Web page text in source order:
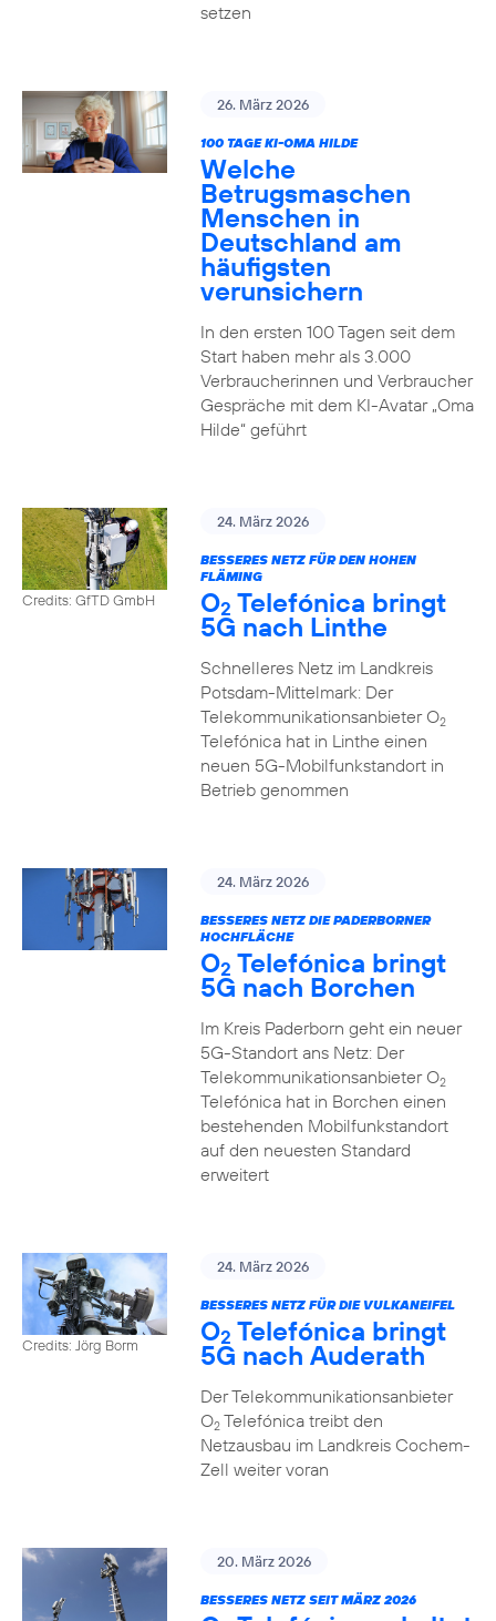
setzen
26. März 2026
100 TAGE KI-OMA HILDE
Welche
Betrugsmaschen
Menschen in
Deutschland am
häufigsten
verunsichern
In den ersten 100 Tagen seit dem
Start haben mehr als 3.000
Verbraucherinnen und Verbraucher
Gespräche mit dem KI-Avatar „Oma
Hilde“ geführt
Credits: GfTD GmbH
24. März 2026
BESSERES NETZ FÜR DEN HOHEN
FLÄMING
O2 Telefónica bringt
5G nach Linthe
Schnelleres Netz im Landkreis
Potsdam-Mittelmark: Der
Telekommunikationsanbieter O2
Telefónica hat in Linthe einen
neuen 5G-Mobilfunkstandort in
Betrieb genommen
24. März 2026
BESSERES NETZ DIE PADERBORNER
HOCHFLÄCHE
O2 Telefónica bringt
5G nach Borchen
Im Kreis Paderborn geht ein neuer
5G-Standort ans Netz: Der
Telekommunikationsanbieter O2
Telefónica hat in Borchen einen
bestehenden Mobilfunkstandort
auf den neuesten Standard
erweitert
Credits: Jörg Borm
24. März 2026
BESSERES NETZ FÜR DIE VULKANEIFEL
O2 Telefónica bringt
5G nach Auderath
Der Telekommunikationsanbieter
O2Telefónica treibt den
Netzausbau im Landkreis Cochem-
Zell weiter voran
20. März 2026
BESSERES NETZ SEIT MÄRZ 2026